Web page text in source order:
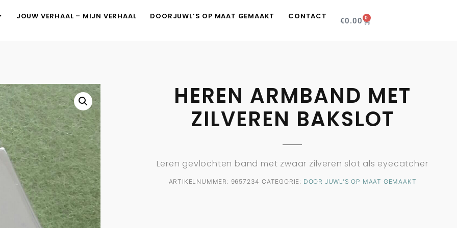
JOUW VERHAAL – MIJN VERHAAL DOORJUWL’S OP MAAT GEMAAKT CONTACT €0.00 0
HEREN ARMBAND MET
ZILVEREN BAKSLOT
Leren gevlochten band met zwaar zilveren slot als eyecatcher
ARTIKELNUMMER: 9657234 CATEGORIE: DOOR JUWL'S OP MAAT GEMAAKT